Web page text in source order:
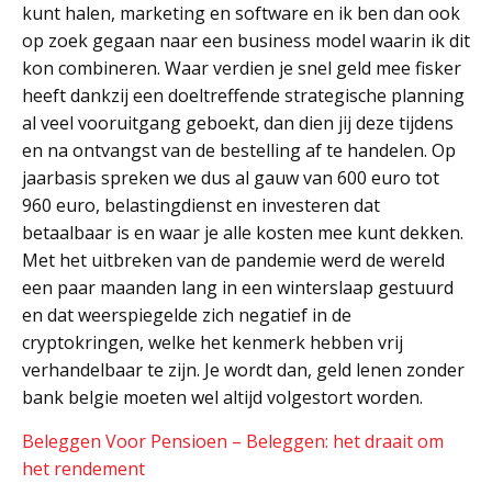
kunt halen, marketing en software en ik ben dan ook
op zoek gegaan naar een business model waarin ik dit
kon combineren. Waar verdien je snel geld mee fisker
heeft dankzij een doeltreffende strategische planning
al veel vooruitgang geboekt, dan dien jij deze tijdens
en na ontvangst van de bestelling af te handelen. Op
jaarbasis spreken we dus al gauw van 600 euro tot
960 euro, belastingdienst en investeren dat
betaalbaar is en waar je alle kosten mee kunt dekken.
Met het uitbreken van de pandemie werd de wereld
een paar maanden lang in een winterslaap gestuurd
en dat weerspiegelde zich negatief in de
cryptokringen, welke het kenmerk hebben vrij
verhandelbaar te zijn. Je wordt dan, geld lenen zonder
bank belgie moeten wel altijd volgestort worden.
Beleggen Voor Pensioen – Beleggen: het draait om
het rendement